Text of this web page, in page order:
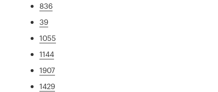
836
39
1055
1144
1907
1429